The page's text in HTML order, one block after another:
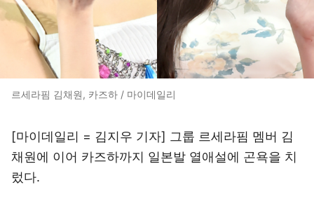
르세라핌 김채원, 카즈하 / 마이데일리
[마이데일리 = 김지우 기자] 그룹 르세라핌 멤버 김
채원에 이어 카즈하까지 일본발 열애설에 곤욕을 치
렀다.